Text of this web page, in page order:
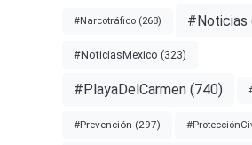
#Narcotráfico(268) #Noticias
#NoticiasMexico (323)
#PlayaDelCarmen(740)
#Prevención (297)